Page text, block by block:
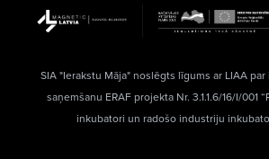
SIA "Ierakstu Māja" noslēgts līgums ar LIAA
saņemšanu ERAF projekta Nr. 3.1.1.6/16/I/001
inkubatori un radošo industriju